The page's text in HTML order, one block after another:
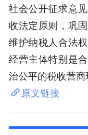
社会公开征求意
收法定原则，巩
维护纳税人合法
经营主体特别是
治公平的税收营商
原文链接